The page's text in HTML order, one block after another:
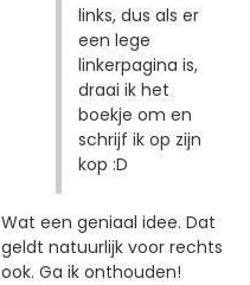
links, dus als er
een lege
linkerpagina is,
draai ik het
boekje om en
schrijf ik op zijn
kop :D
Wat een geniaal idee. Dat
geldt natuurlijk voor rechts
ook. Ga ik onthouden!